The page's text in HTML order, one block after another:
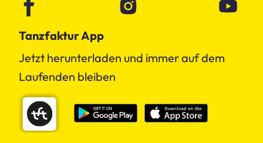
Tanzfaktur App
Jetzt herunterladen und immer auf dem
Laufenden bleiben